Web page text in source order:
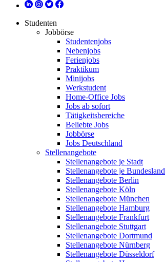
Studenten
Jobbörse
Studentenjobs
Nebenjobs
Ferienjobs
Praktikum
Minijobs
Werkstudent
Home-Office Jobs
Jobs ab sofort
Tätigkeitsbereiche
Beliebte Jobs
Jobbörse
Jobs Deutschland
Stellenangebote
Stellenangebote je Stadt
Stellenangebote je Bundesland
Stellenangebote Berlin
Stellenangebote Köln
Stellenangebote München
Stellenangebote Hamburg
Stellenangebote Frankfurt
Stellenangebote Stuttgart
Stellenangebote Dortmund
Stellenangebote Nürnberg
Stellenangebote Düsseldorf